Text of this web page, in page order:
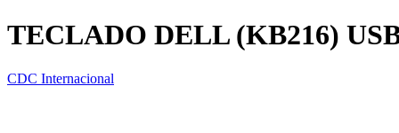
TECLADO DELL (KB216)
CDC Internacional